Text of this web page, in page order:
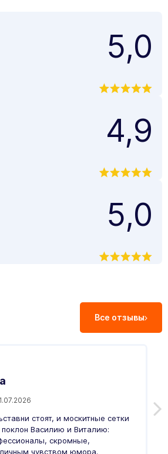
5,0
4,9
5,0
Все отзывы
стоят, и москитные сетки
Василию и Виталию:
скромные,
чувством юмора.